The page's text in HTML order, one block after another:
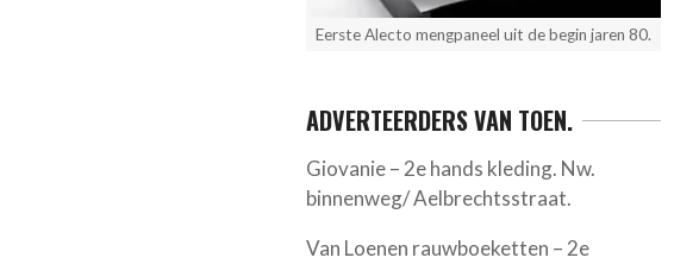
Eerste Alecto mengpaneel uit de begin jaren 80.
ADVERTEERDERS VAN TOEN.
Giovanie – 2e hands kleding. Nw.
binnenweg/ Aelbrechtsstraat.
Van Loenen rauwboeketten – 2e